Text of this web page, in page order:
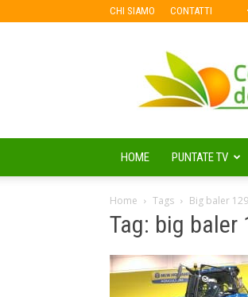
CHI SIAMO CONTATTI
i
HOME PUNTATE TV
Home Tags Big baler
Tag: big baler